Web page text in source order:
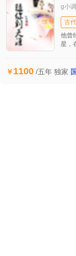
g小调
古
他曾
星，
1100 /五年 独家